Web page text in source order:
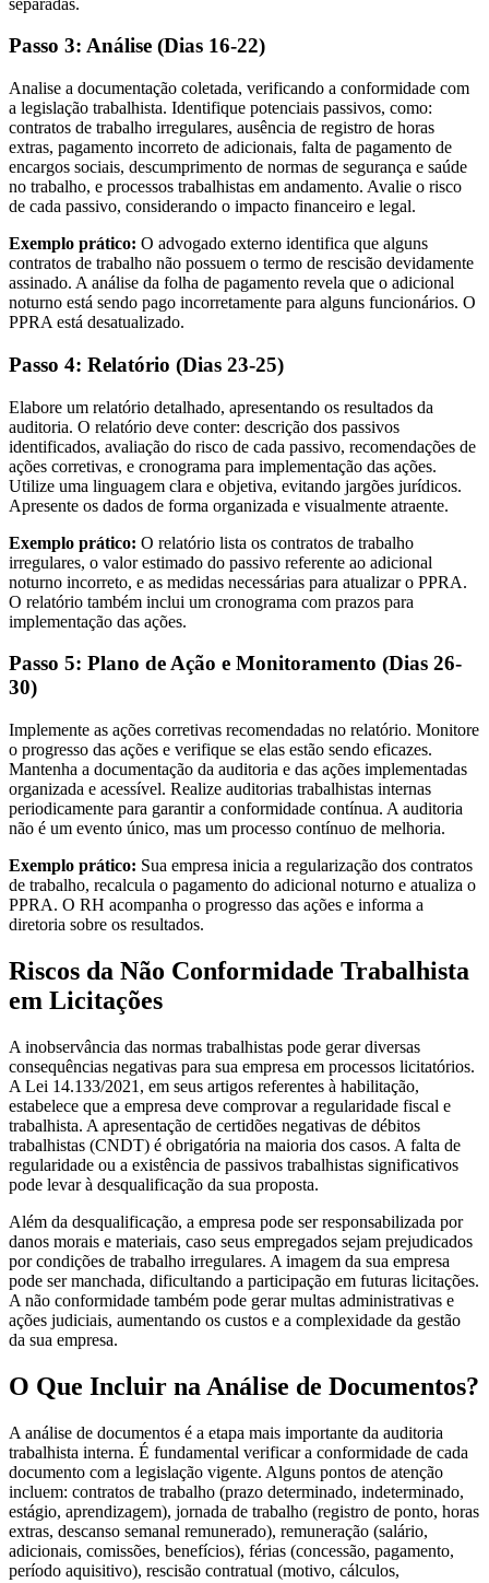
Passo 3: Análise (Dias 16-22)
Analise a documentação coletada, verificando a conformidade com
a legislação trabalhista. Identifique potenciais passivos, como:
contratos de trabalho irregulares, ausência de registro de horas
extras, pagamento incorreto de adicionais, falta de pagamento de
encargos sociais, descumprimento de normas de segurança e saúde
no trabalho, e processos trabalhistas em andamento. Avalie o risco
de cada passivo, considerando o impacto financeiro e legal.
Exemplo prático: O advogado externo identifica que alguns
contratos de trabalho não possuem o termo de rescisão devidamente
assinado. A análise da folha de pagamento revela que o adicional
noturno está sendo pago incorretamente para alguns funcionários. O
PPRA está desatualizado.
Passo 4: Relatório (Dias 23-25)
Elabore um relatório detalhado, apresentando os resultados da
auditoria. O relatório deve conter: descrição dos passivos
identificados, avaliação do risco de cada passivo, recomendações de
ações corretivas, e cronograma para implementação das ações.
Utilize uma linguagem clara e objetiva, evitando jargões jurídicos.
Apresente os dados de forma organizada e visualmente atraente.
Exemplo prático: O relatório lista os contratos de trabalho
irregulares, o valor estimado do passivo referente ao adicional
noturno incorreto, e as medidas necessárias para atualizar o PPRA.
O relatório também inclui um cronograma com prazos para
implementação das ações.
Passo 5: Plano de Ação e Monitoramento (Dias 26-
30)
Implemente as ações corretivas recomendadas no relatório. Monitore
o progresso das ações e verifique se elas estão sendo eficazes.
Mantenha a documentação da auditoria e das ações implementadas
organizada e acessível. Realize auditorias trabalhistas internas
periodicamente para garantir a conformidade contínua. A auditoria
não é um evento único, mas um processo contínuo de melhoria.
Exemplo prático: Sua empresa inicia a regularização dos contratos
de trabalho, recalcula o pagamento do adicional noturno e atualiza o
PPRA. O RH acompanha o progresso das ações e informa a
diretoria sobre os resultados.
Riscos da Não Conformidade Trabalhista
em Licitações
A inobservância das normas trabalhistas pode gerar diversas
consequências negativas para sua empresa em processos licitatórios.
A Lei 14.133/2021, em seus artigos referentes à habilitação,
estabelece que a empresa deve comprovar a regularidade fiscal e
trabalhista. A apresentação de certidões negativas de débitos
trabalhistas (CNDT) é obrigatória na maioria dos casos. A falta de
regularidade ou a existência de passivos trabalhistas significativos
pode levar à desqualificação da sua proposta.
Além da desqualificação, a empresa pode ser responsabilizada por
danos morais e materiais, caso seus empregados sejam prejudicados
por condições de trabalho irregulares. A imagem da sua empresa
pode ser manchada, dificultando a participação em futuras licitações.
A não conformidade também pode gerar multas administrativas e
ações judiciais, aumentando os custos e a complexidade da gestão
da sua empresa.
O Que Incluir na Análise de Documentos?
A análise de documentos é a etapa mais importante da auditoria
trabalhista interna. É fundamental verificar a conformidade de cada
documento com a legislação vigente. Alguns pontos de atenção
incluem: contratos de trabalho (prazo determinado, indeterminado,
estágio, aprendizagem), jornada de trabalho (registro de ponto, horas
extras, descanso semanal remunerado), remuneração (salário,
adicionais, comissões, benefícios), férias (concessão, pagamento,
período aquisitivo), rescisão contratual (motivo, cálculos,